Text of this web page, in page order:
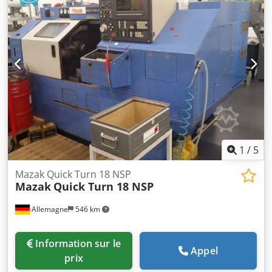
machine : 95,77 kVA Équipement supplémentaire •
Convoyeur à copeaux • Divers porte-outils statiques •
Porte-outils rotatifs entraînés • Mandrins sur les deux
broches Technical Specification Counter Spindle Yes
Driven Tools Yes
1 / 5
Allemagne 546 km
Mazak Quick Turn 18 NSP
Mazak Quick Turn 18 NSP
prix
Appel